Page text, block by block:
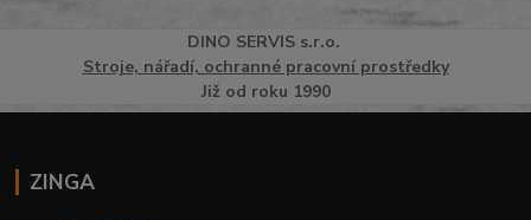
DINO SERVISs.r.o.
Stroje, nářadí, ochranné pracovní prostředky
Již od roku 1990
ZINGA